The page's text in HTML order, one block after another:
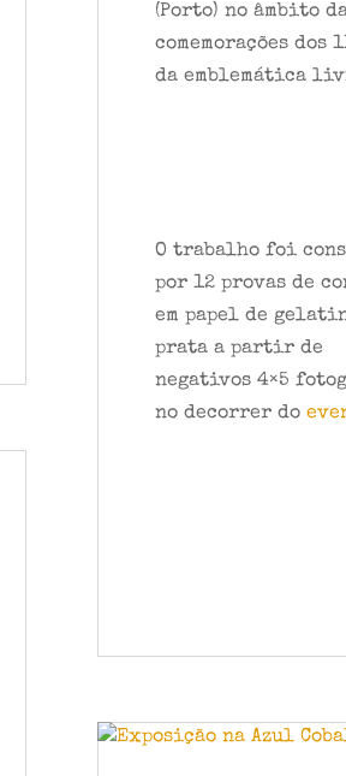
(Porto) no âmbito
comemorações dos
da emblemática
O trabalho foi
por 12 provas de
em papel de
prata a partir de
negativos 4×5
no decorrer do